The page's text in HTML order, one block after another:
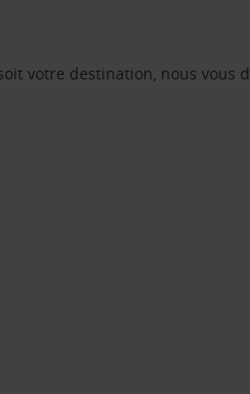
votre destination, nous vous